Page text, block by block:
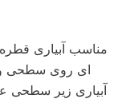
ای روی سطحی
آبیاری زیر سطحی